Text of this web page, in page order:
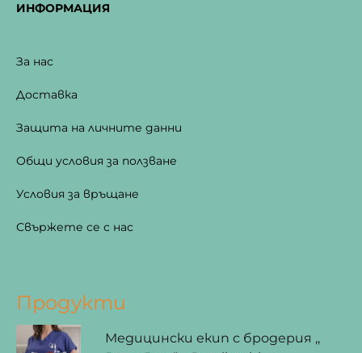
ИНФОРМАЦИЯ
За нас
Доставка
Защита на личните данни
Общи условия за ползване
Условия за връщане
Свържете се с нас
Продукти
Медицински екип с бродерия ,,